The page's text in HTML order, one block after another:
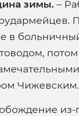
зимы. –
в
Чижевским.
из-